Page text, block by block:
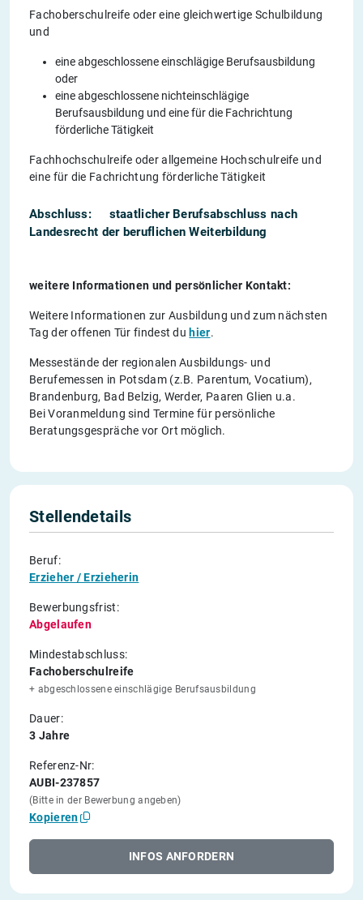
Fachoberschulreife oder eine gleichwertige Schulbildung
und
eine abgeschlossene einschlägige Berufsausbildung
oder
eine abgeschlossene nichteinschlägige
Berufsausbildung und eine für die Fachrichtung
förderliche Tätigkeit
Fachhochschulreife oder allgemeine Hochschulreife und
eine für die Fachrichtung förderliche Tätigkeit
Abschluss: staatlicher Berufsabschluss nach
Landesrecht der beruflichen Weiterbildung
weitere Informationen und persönlicher Kontakt:
Weitere Informationen zur Ausbildung und zum nächsten
Tag der offenen Tür findest du hier.
Messestände der regionalen Ausbildungs- und
Berufemessen in Potsdam (z.B. Parentum, Vocatium),
Brandenburg, Bad Belzig, Werder, Paaren Glien u.a.
Bei Voranmeldung sind Termine für persönliche
Beratungsgespräche vor Ort möglich.
Stellendetails
Beruf:
Erzieher / Erzieherin
Bewerbungsfrist:
Abgelaufen
Mindestabschluss:
Fachoberschulreife
+ abgeschlossene einschlägige Berufsausbildung
Dauer:
3 Jahre
Referenz-Nr:
AUBI-237857
(Bitte in der Bewerbung angeben)
Kopieren
INFOS ANFORDERN